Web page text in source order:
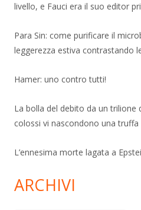
livello, e Fauci era il suo editor
Para Sin: come purificare il
leggerezza estiva contrastando
Hamer: uno contro tutti!
La bolla del debito da un trilione
colossi vi nascondono una truffa
L’ennesima morte lagata a
ARCHIVI